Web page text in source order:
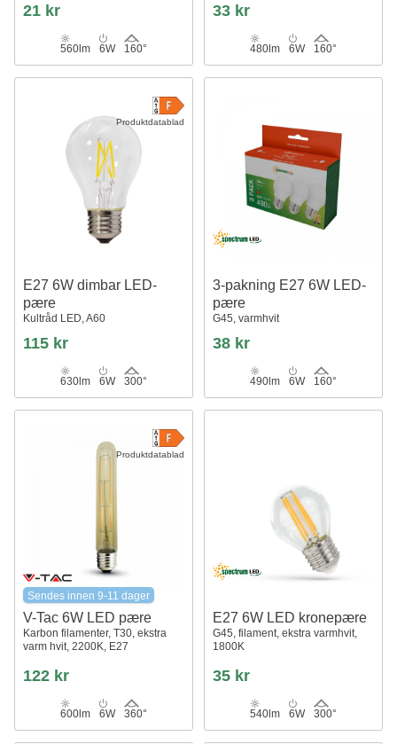
21 kr
560lm 6W 160°
33 kr
480lm 6W 160°
Produktdatablad
E27 6W dimbar LED-
pære
Kultråd LED, A60
115 kr
630lm 6W 300°
3-pakning E27 6W LED-
pære
G45, varmhvit
38 kr
490lm 6W 160°
Produktdatablad
Sendes innen 9-11 dager
V-Tac 6W LED pære
Karbon filamenter, T30, ekstra
varm hvit, 2200K, E27
122 kr
600lm 6W 360°
E27 6W LED kronepære
G45, filament, ekstra varmhvit,
1800K
35 kr
540lm 6W 300°